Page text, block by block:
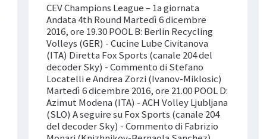
CEV Champions League – 1a giornata
Andata 4th Round Martedì 6 dicembre
2016, ore 19.30 POOL B: Berlin Recycling
Volleys (GER) - Cucine Lube Civitanova
(ITA) Diretta Fox Sports (canale 204 del
decoder Sky) - Commento di Stefano
Locatelli e Andrea Zorzi (Ivanov-Miklosic)
Martedì 6 dicembre 2016, ore 21.00 POOL D:
Azimut Modena (ITA) - ACH Volley Ljubljana
(SLO) A seguire su Fox Sports (canale 204
del decoder Sky) - Commento di Fabrizio